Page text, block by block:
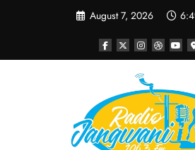
August 7, 2026